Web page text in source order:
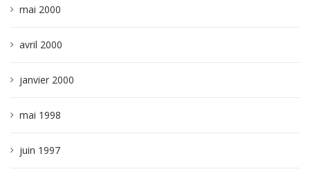
mai 2000
avril 2000
janvier 2000
mai 1998
juin 1997